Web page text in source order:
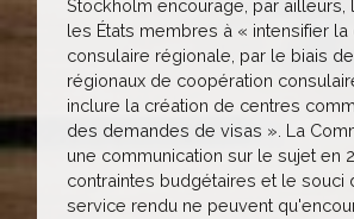
Stockholm encourage, par ailleurs,
les États membres à « intensifier
consulaire régionale, par le biais
régionaux de coopération
inclure la création de centres
des demandes de visas ». La
une communication sur le sujet en
contraintes budgétaires et le souci
service rendu ne peuvent